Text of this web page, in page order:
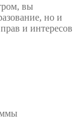
вы
но и
и интересов